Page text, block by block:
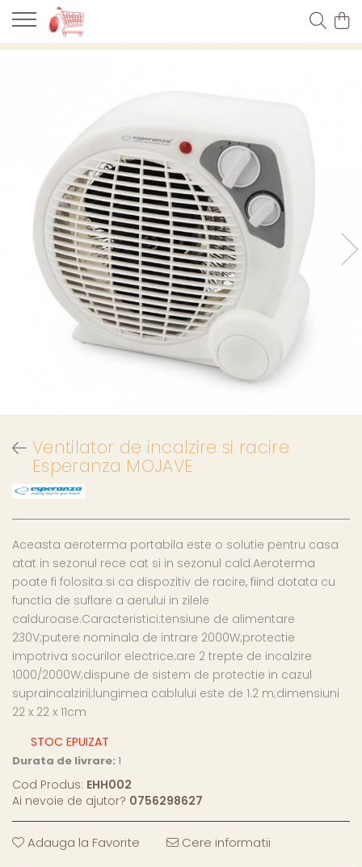
Ventilator de incalzire si racire
Esperanza MOJAVE
Aceasta aeroterma portabila este o solutie pentru casa
atat in sezonul rece cat si in sezonul cald.Aeroterma
poate fi folosita si ca dispozitiv de racire, fiind dotata cu
functia de suflare a aerului in zilele
calduroase.Caracteristici:tensiune de alimentare
230V;putere nominala de intrare 2000W;protectie
impotriva socurilor electrice;are 2 trepte de incalzire
1000/2000W;dispune de sistem de protectie in cazul
supraincalzirii;lungimea cablului este de 1.2 m;dimensiuni
22 x 22 x 11cm
STOC EPUIZAT
Durata de livrare: 1
Cod Produs: EHH002
Ai nevoie de ajutor? 0756298627
Adauga la Favorite Cere informatii